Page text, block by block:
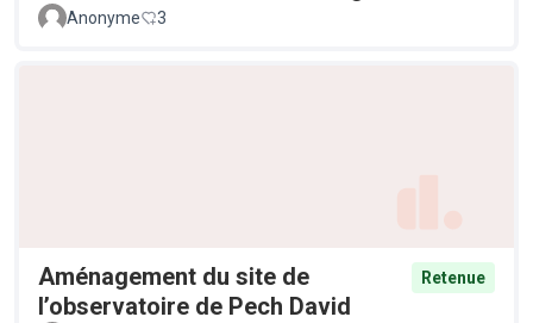
Anonyme 3
Aménagement du site de
l’observatoire de Pech David
Retenue